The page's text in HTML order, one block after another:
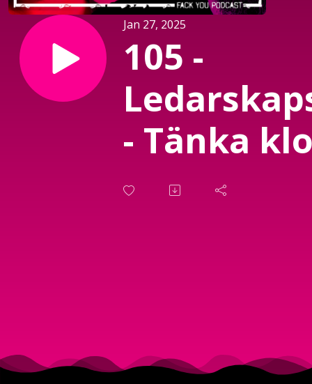
Jan 27, 2025
105 -
- Tänka
4 -
m.m.